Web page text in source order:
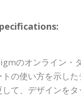
のオンライン・
の使い方を示し
て、デザインをタ